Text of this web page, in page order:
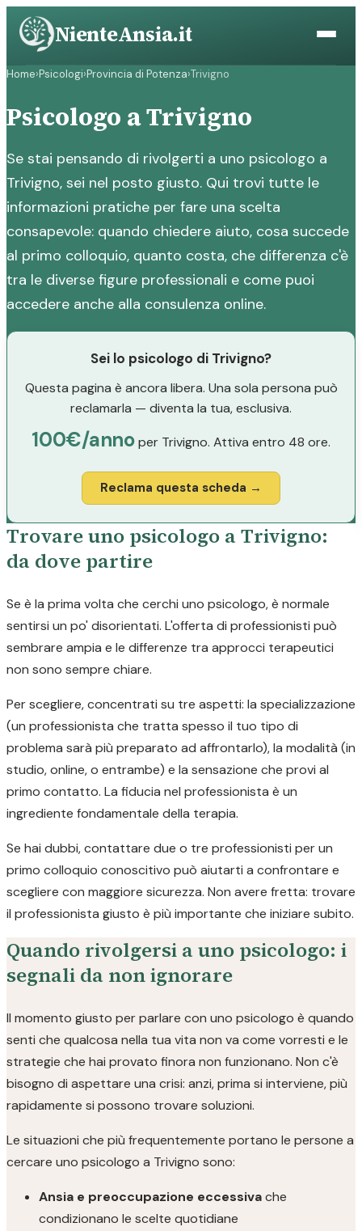
Vai
contenuto
NienteAnsia.it
Home›Psicologi›Provincia di Potenza›Trivigno
Psicologo a Trivigno
Se stai pensando di rivolgerti a uno psicologo a
Trivigno, sei nel posto giusto. Qui trovi tutte le
informazioni pratiche per fare una scelta
consapevole: quando chiedere aiuto, cosa succede
al primo colloquio, quanto costa, che differenza c'è
tra le diverse figure professionali e come puoi
accedere anche alla consulenza online.
Sei lo psicologo di Trivigno?
Questa pagina è ancora libera. Una sola persona può
reclamarla — diventa la tua, esclusiva.
100€/annoper Trivigno. Attiva entro 48 ore.
Reclama questa scheda →
Trovare uno psicologo a Trivigno:
da dove partire
Se è la prima volta che cerchi uno psicologo, è normale
sentirsi un po' disorientati. L'offerta di professionisti può
sembrare ampia e le differenze tra approcci terapeutici
non sono sempre chiare.
Per scegliere, concentrati su tre aspetti: la specializzazione
(un professionista che tratta spesso il tuo tipo di
problema sarà più preparato ad affrontarlo), la modalità (in
studio, online, o entrambe) e la sensazione che provi al
primo contatto. La fiducia nel professionista è un
ingrediente fondamentale della terapia.
Se hai dubbi, contattare due o tre professionisti per un
primo colloquio conoscitivo può aiutarti a confrontare e
scegliere con maggiore sicurezza. Non avere fretta: trovare
il professionista giusto è più importante che iniziare subito.
Quando rivolgersi a uno psicologo: i
segnali da non ignorare
Il momento giusto per parlare con uno psicologo è quando
senti che qualcosa nella tua vita non va come vorresti e le
strategie che hai provato finora non funzionano. Non c'è
bisogno di aspettare una crisi: anzi, prima si interviene, più
rapidamente si possono trovare soluzioni.
Le situazioni che più frequentemente portano le persone a
cercare uno psicologo a Trivigno sono:
Ansia e preoccupazione eccessivache
condizionano le scelte quotidiane